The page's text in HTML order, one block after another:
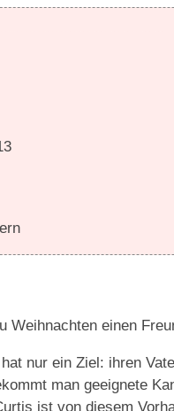
Weihnachten einen
nur ein Ziel: ihren
man geeignete
ist von diesem